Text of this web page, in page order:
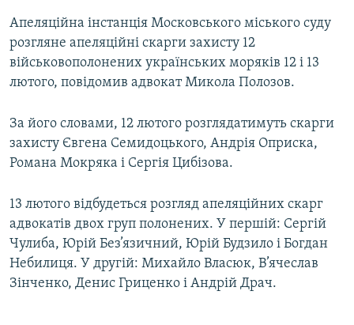
КТАТ
ДОЛУЧАЙСЯ!
Усі сайти RFE/RL
Апеляційна інстанція Московського міського суду
розгляне апеляційні скарги захисту 12
військовополонених українських моряків 12 і 13
лютого, повідомив адвокат Микола Полозов.
За його словами, 12 лютого розглядатимуть скарги
захисту Євгена Семидоцького, Андрія Оприска,
Романа Мокряка і Сергія Цибізова.
13 лютого відбудеться розгляд апеляційних скарг
адвокатів двох груп полонених. У першій: Сергій
Чулиба, Юрій Без’язичний, Юрій Будзило і Богдан
Небилиця. У другій: Михайло Власюк, В’ячеслав
Зінченко, Денис Гриценко і Андрій Драч.